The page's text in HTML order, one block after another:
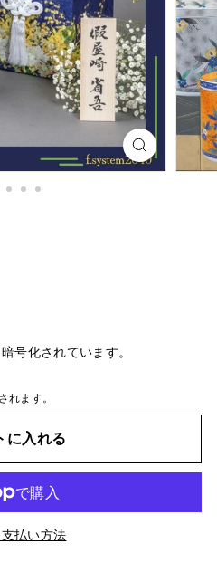
号化されています。
れます。
に入れる
払い方法